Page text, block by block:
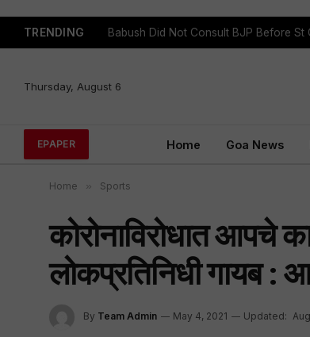
TRENDING Babush Did Not Consult BJP Before
Thursday, August 6
EPAPER Home Goa News
Home » Sports
कोरोनाविरोधात आपचे
लोकप्रतिनिधी गायब :
By Team Admin May 4, 2021 Updated: